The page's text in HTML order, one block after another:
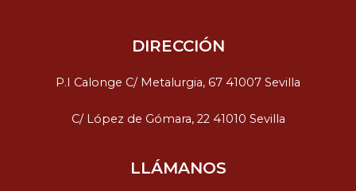
DIRECCIÓN
P.I Calonge C/ Metalurgia, 67 41007 Sevilla
C/ López de Gómara, 22 41010 Sevilla
LLÁMANOS